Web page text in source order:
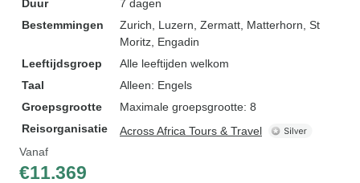
Duur
7 dagen
Bestemmingen
Zurich , Luzern , Zermatt , Matterhorn , St
Moritz , Engadin
Leeftijdsgroep
Alle leeftijden welkom
Taal
Alleen: Engels
Groepsgrootte
Maximale groepsgrootte: 8
Reisorganisatie
Across Africa Tours & Travel
Vanaf
€11.369